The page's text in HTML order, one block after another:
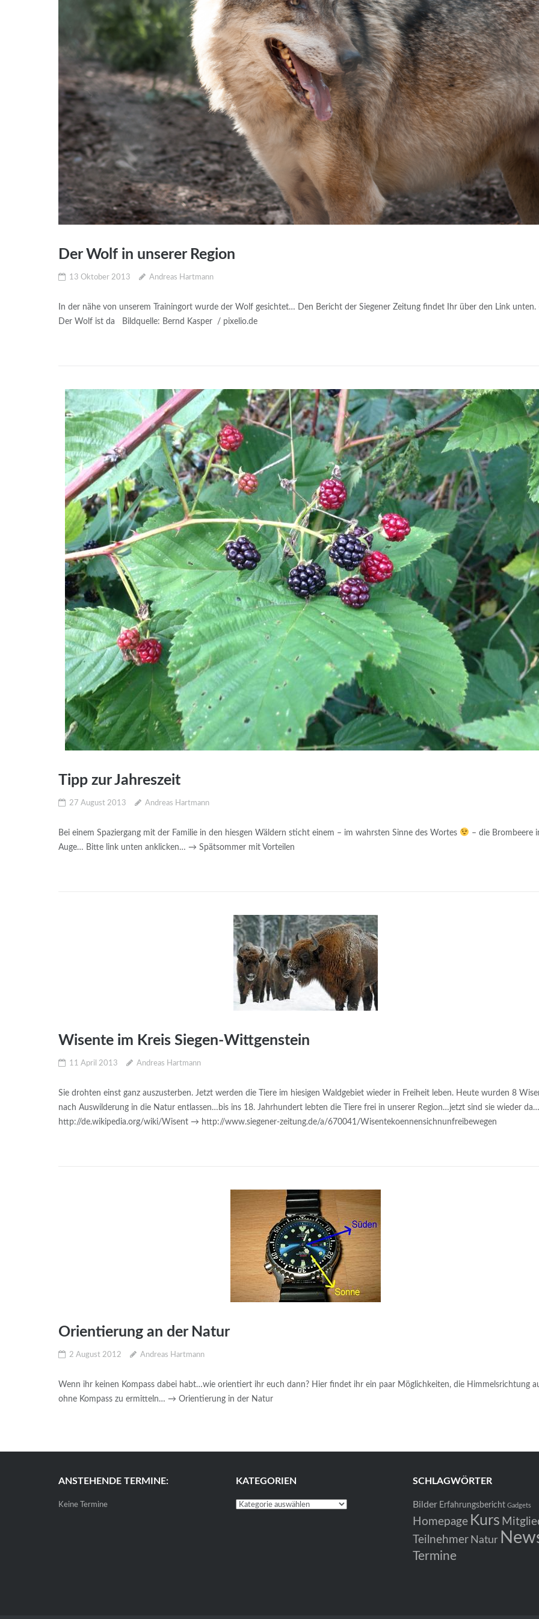
Der Wolf in unserer Region
13 Oktober 2013 Andreas Hartmann
In der nähe von unserem Trainingort wurde der Wolf gesichtet… Den Bericht der Siegener Zeitung findet Ihr über den Link
Der Wolf ist da Bildquelle: Bernd Kasper / pixelio.de
Tipp zur Jahreszeit
27 August 2013 Andreas Hartmann
Bei einem Spaziergang mit der Familie in den hiesgen Wäldern sticht einem – im wahrsten Sinne des Wortes
– die Brombeere
Auge… Bitte link unten anklicken… → Spätsommer mit Vorteilen
Wisente im Kreis Siegen-Wittgenstein
11 April 2013 Andreas Hartmann
Sie drohten einst ganz auszusterben. Jetzt werden die Tiere im hiesigen Waldgebiet wieder in Freiheit leben. Heute wurden 8
nach Auswilderung in die Natur entlassen…bis ins 18. Jahrhundert lebten die Tiere frei in unserer Region…jetzt sind sie wieder
http://de.wikipedia.org/wiki/Wisent → http://www.siegener-zeitung.de/a/670041/Wisentekoennensichnunfreibewegen
Orientierung an der Natur
2 August 2012 Andreas Hartmann
Wenn ihr keinen Kompass dabei habt…wie orientiert ihr euch dann? Hier findet ihr ein paar Möglichkeiten, die Himmelsrichtung
ohne Kompass zu ermitteln… → Orientierung in der Natur
ANSTEHENDE TERMINE:
Keine Termine
KATEGORIEN
Kategorien
SCHLAGWÖRTER
Bilder Erfahrungsbericht Gadgets
Homepage Kurs
Teilnehmer Natur
Termine